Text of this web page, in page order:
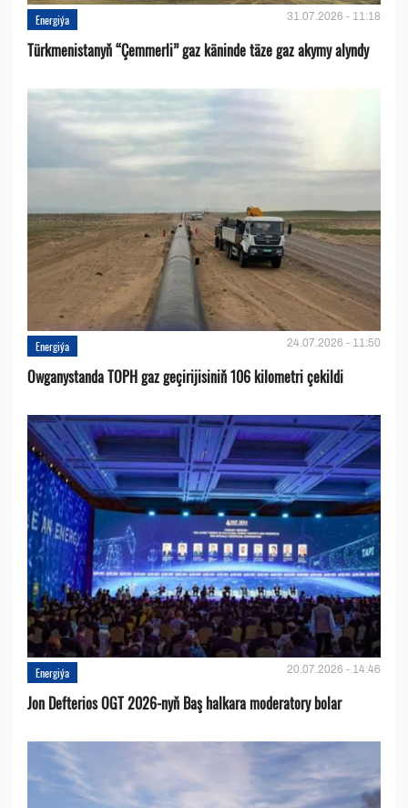
Energiýa 31.07.2026 - 11:18
Türkmenistanyň “Çemmerli” gaz käninde täze gaz akymy alyndy
Energiýa 24.07.2026 - 11:50
Owganystanda TOPH gaz geçirijisiniň 106 kilometri çekildi
Energiýa 20.07.2026 - 14:46
Jon Defterios OGT 2026-nyň Baş halkara moderatory bolar